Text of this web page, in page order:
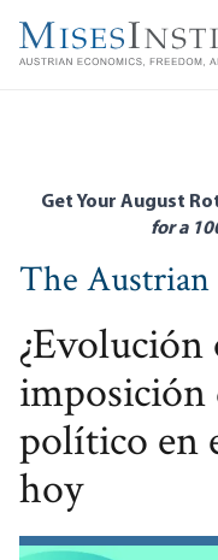
main
Get Your August
for a
The Austrian
imposición
político en
hoy